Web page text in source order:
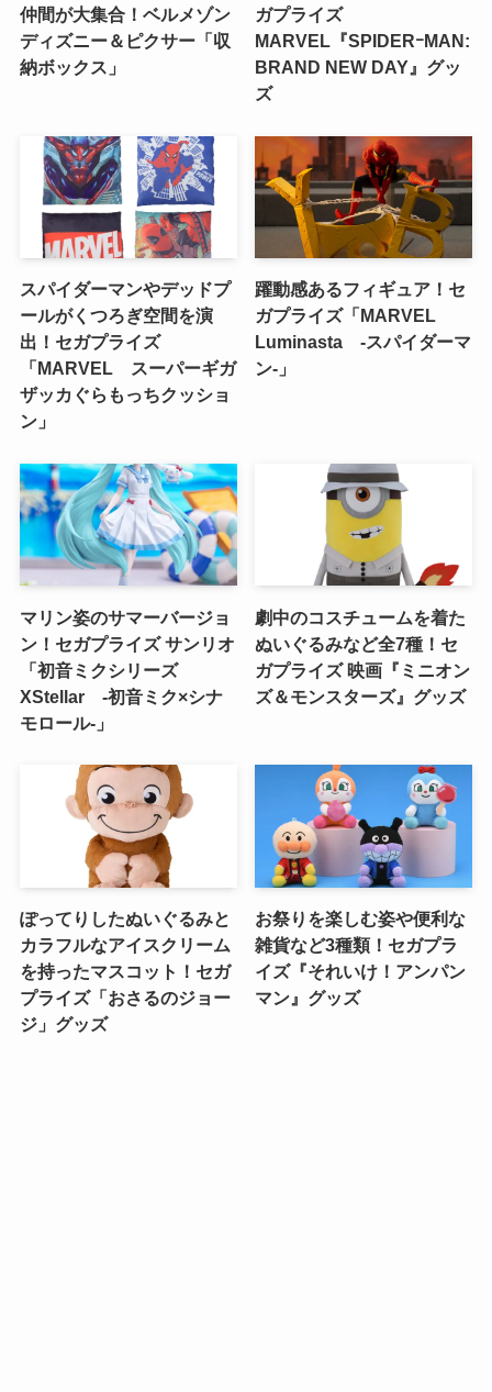
仲間が大集合！ベルメゾン
ディズニー＆ピクサー「収
納ボックス」
ガプライズ
MARVEL『SPIDERｰMAN:
BRAND NEW DAY』グッ
ズ
スパイダーマンやデッドプ
ールがくつろぎ空間を演
出！セガプライズ
「MARVEL スーパーギガ
ザッカぐらもっちクッショ
ン」
躍動感あるフィギュア！セ
ガプライズ「MARVEL
Luminasta ‐スパイダーマ
ン‐」
マリン姿のサマーバージョ
ン！セガプライズ サンリオ
「初音ミクシリーズ
XStellar ‐初音ミク×シナ
モロール‐」
劇中のコスチュームを着た
ぬいぐるみなど全7種！セ
ガプライズ 映画『ミニオン
ズ＆モンスターズ』グッズ
ぽってりしたぬいぐるみと
カラフルなアイスクリーム
を持ったマスコット！セガ
プライズ「おさるのジョー
ジ」グッズ
お祭りを楽しむ姿や便利な
雑貨など3種類！セガプラ
イズ『それいけ！アンパン
マン』グッズ